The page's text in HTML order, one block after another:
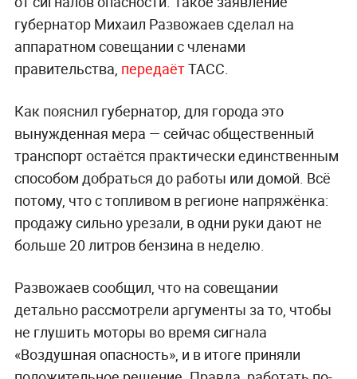
губернатор Михаил Развожаев сделал на
аппаратном совещании с членами
правительства, передаётТАСС.
Как пояснил губернатор, для города это
вынужденная мера — сейчас общественный
транспорт остаётся практически единственным
способом добраться до работы или домой. Всё
потому, что с топливом в регионе напряжёнка:
продажу сильно урезали, в одни руки дают не
больше 20 литров бензина в неделю.
Развожаев сообщил, что на совещании
детально рассмотрели аргументы за то, чтобы
не глушить моторы во время сигнала
«Воздушная опасность», и в итоге приняли